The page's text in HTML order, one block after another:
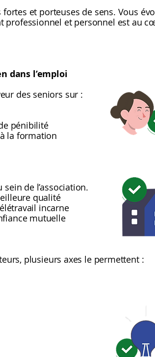
et porteuses de sens. Vous
professionnel et personnel est au
dans l’emploi
des seniors sur :
pénibilité
la formation
de l’association.
qualité
incarne
mutuelle
plusieurs axes le permettent :